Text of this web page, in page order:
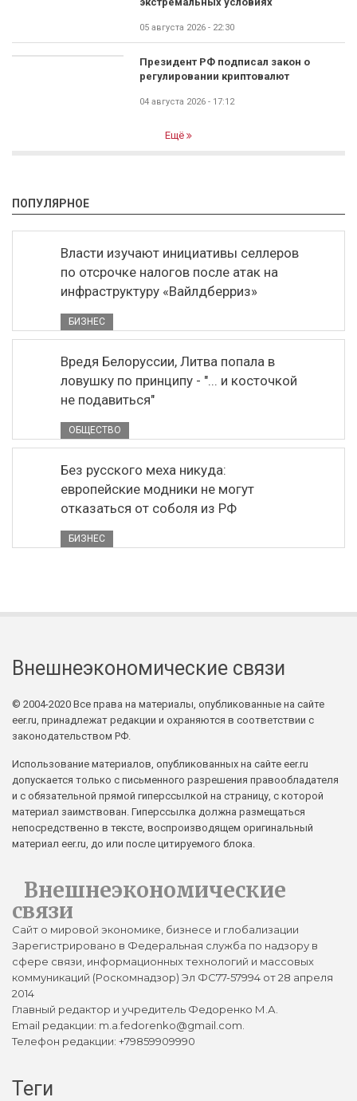
05 августа 2026 - 22:30
Президент РФ подписал закон о
регулировании криптовалют
04 августа 2026 - 17:12
Ещё
ПОПУЛЯРНОЕ
Власти изучают инициативы селлеров
по отсрочке налогов после атак на
инфраструктуру «Вайлдберриз»
БИЗНЕС
Вредя Белоруссии, Литва попала в
ловушку по принципу - "... и косточкой
не подавиться"
ОБЩЕСТВО
Без русского меха никуда:
европейские модники не могут
отказаться от соболя из РФ
БИЗНЕС
Внешнеэкономические связи
© 2004-2020 Все права на материалы, опубликованные на сайте
eer.ru, принадлежат редакции и охраняются в соответствии с
законодательством РФ.
Использование материалов, опубликованных на сайте eer.ru
допускается только с письменного разрешения правообладателя
и с обязательной прямой гиперссылкой на страницу, с которой
материал заимствован. Гиперссылка должна размещаться
непосредственно в тексте, воспроизводящем оригинальный
материал eer.ru, до или после цитируемого блока.
Внешнеэкономические
связи
Сайт о мировой экономике, бизнесе и глобализации
Зарегистрировано в Федеральная служба по надзору в
сфере связи, информационных технологий и массовых
коммуникаций (Роскомнадзор) Эл ФС77-57994 от 28 апреля
2014
Главный редактор и учредитель Федоренко М.А.
Email редакции: m.a.fedorenko@gmail.com.
Телефон редакции: +79859909990
Теги